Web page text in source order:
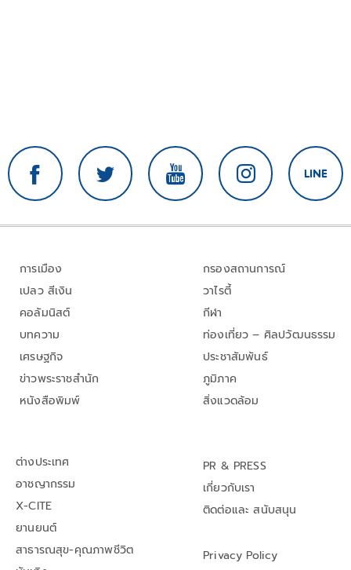
การเมือง
เปลว สีเงิน
คอลัมนิสต์
บทความ
เศรษฐกิจ
ข่าวพระราชสำนัก
หนังสือพิมพ์
กรองสถานการณ์
วาไรตี้
กีฬา
ท่องเที่ยว – ศิลปวัฒนธรรม
ประชาสัมพันธ์
ภูมิภาค
สิ่งแวดล้อม
ต่างประเทศ
อาชญากรรม
X-CITE
ยานยนต์
สาธารณสุข-คุณภาพชีวิต
PR & PRESS
เกี่ยวกับเรา
ติดต่อและ สนับสนุน
Privacy Policy